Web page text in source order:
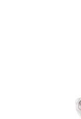
De Oticon Intent is het